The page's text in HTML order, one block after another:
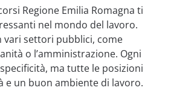
Regione Emilia Romagna ti
nel mondo del lavoro.
vari settori pubblici, come
o l’amministrazione. Ogni
ma tutte le posizioni
e un buon ambiente di lavoro.